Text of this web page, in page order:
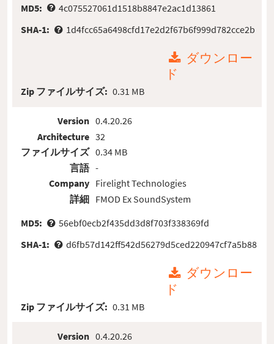
MD5:
4c075527061d1518b8847e2ac1d13861
SHA-1:
1d4fcc65a6498cfd17e2d2f67b6f999d782cce2b
ダウンロー
ド
Zip ファイルサイズ: 0.31 MB
Version
Architecture
ファイルサイズ
言語
Company
詳細
0.4.20.26
32
0.34 MB
-
Firelight Technologies
FMOD Ex SoundSystem
MD5:
56ebf0ecb2f435dd3d8f703f338369fd
SHA-1:
d6fb57d142ff542d56279d5ced220947cf7a5b88
ダウンロー
ド
Zip ファイルサイズ: 0.31 MB
Version 0.4.20.26